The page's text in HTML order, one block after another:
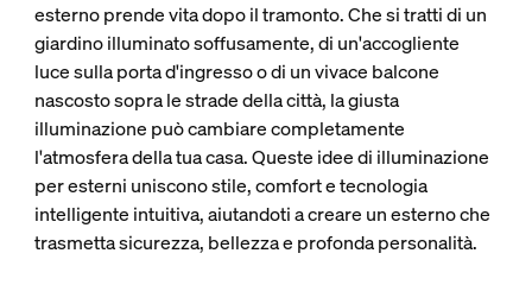
esterno prende vita dopo il tramonto. Che si tratti di un
giardino illuminato soffusamente, di un'accogliente
luce sulla porta d'ingresso o di un vivace balcone
nascosto sopra le strade della città, la giusta
illuminazione può cambiare completamente
l'atmosfera della tua casa. Queste idee di illuminazione
per esterni uniscono stile, comfort e tecnologia
intelligente intuitiva, aiutandoti a creare un esterno che
trasmetta sicurezza, bellezza e profonda personalità.